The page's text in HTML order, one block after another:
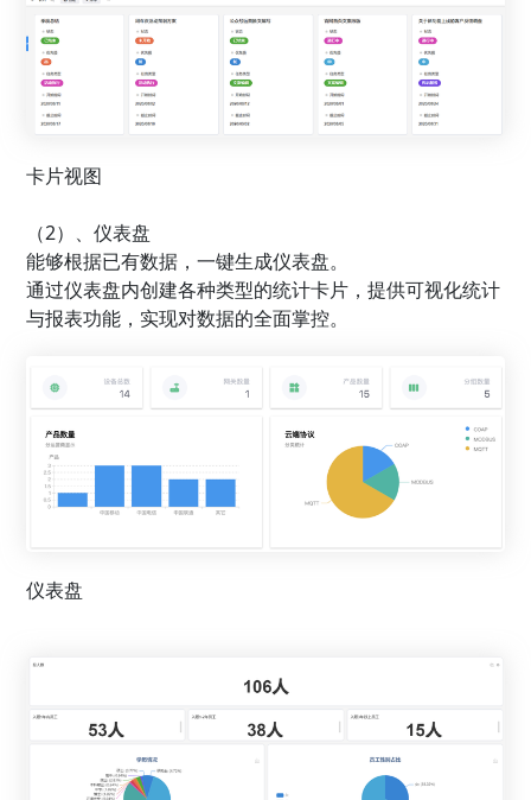
卡片视图
（2）、仪表盘
能够根据已有数据，一键生成仪表盘。
通过仪表盘内创建各种类型的统计卡⽚，提供可视化统计
与报表功能，实现对数据的全面掌控。
仪表盘